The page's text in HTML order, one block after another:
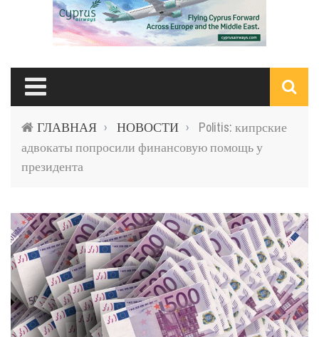
ГЛАВНАЯ › НОВОСТИ ›
Politis: кипрские
адвокаты попросили финансовую помощь у
президента